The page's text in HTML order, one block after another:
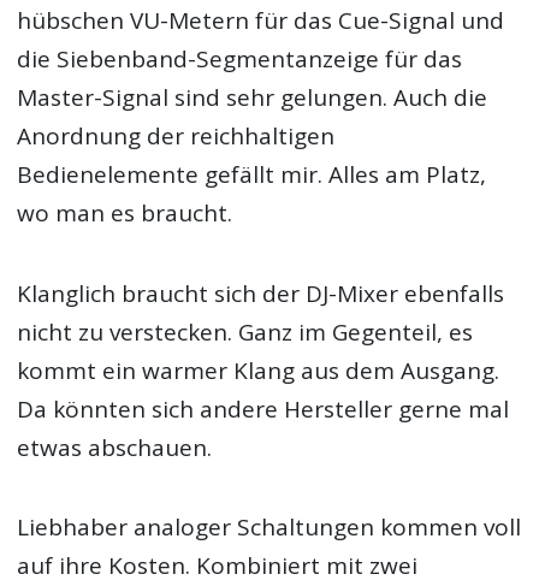
hübschen VU-Metern für das Cue-Signal und
die Siebenband-Segmentanzeige für das
Master-Signal sind sehr gelungen. Auch die
Anordnung der reichhaltigen
Bedienelemente gefällt mir. Alles am Platz,
wo man es braucht.
Klanglich braucht sich der DJ-Mixer ebenfalls
nicht zu verstecken. Ganz im Gegenteil, es
kommt ein warmer Klang aus dem Ausgang.
Da könnten sich andere Hersteller gerne mal
etwas abschauen.
Liebhaber analoger Schaltungen kommen voll
auf ihre Kosten. Kombiniert mit zwei